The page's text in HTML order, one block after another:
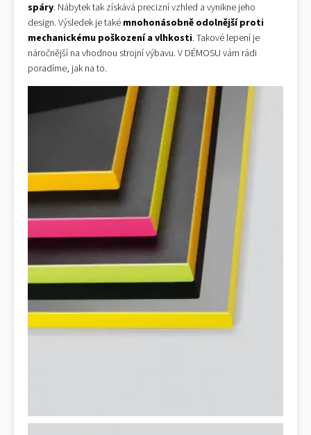
spáry. Nábytek tak získává precizní vzhled a vynikne jeho
design. Výsledek je také mnohonásobně odolnější proti
mechanickému poškození a vlhkosti. Takové lepení je
náročnější na vhodnou strojní výbavu. V DÉMOSU vám rádi
poradíme, jak na to.